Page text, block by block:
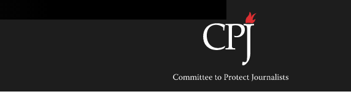
Committee
Protect
Journalists